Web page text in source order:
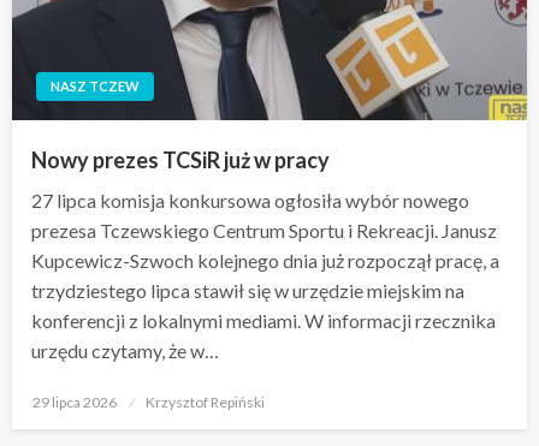
NASZ TCZEW
Nowy prezes TCSiR już w pracy
27 lipca komisja konkursowa ogłosiła wybór nowego
prezesa Tczewskiego Centrum Sportu i Rekreacji. Janusz
Kupcewicz-Szwoch kolejnego dnia już rozpoczął pracę, a
trzydziestego lipca stawił się w urzędzie miejskim na
konferencji z lokalnymi mediami. W informacji rzecznika
urzędu czytamy, że w…
Opublikowane
29 lipca 2026 Krzysztof Repiński